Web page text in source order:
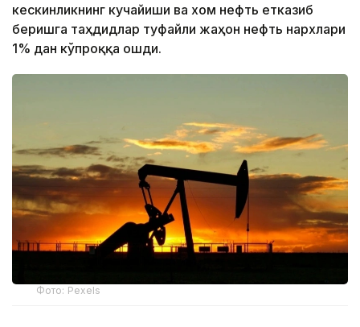
кескинликнинг кучайиши ва хом нефть етказиб
беришга таҳдидлар туфайли жаҳон нефть нархлари
1% дан кўпроққа ошди.
Фото: Pexels